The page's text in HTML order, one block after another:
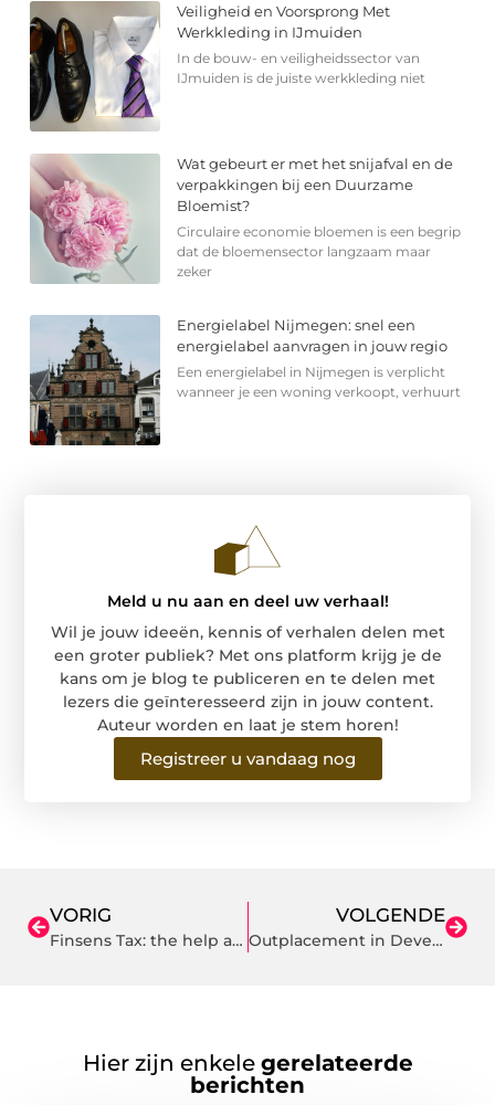
Veiligheid en Voorsprong Met
Werkkleding in IJmuiden
In de bouw- en veiligheidssector van
IJmuiden is de juiste werkkleding niet
Wat gebeurt er met het snijafval en de
verpakkingen bij een Duurzame
Bloemist?
Circulaire economie bloemen is een begrip
dat de bloemensector langzaam maar
zeker
Energielabel Nijmegen: snel een
energielabel aanvragen in jouw regio
Een energielabel in Nijmegen is verplicht
wanneer je een woning verkoopt, verhuurt
Meld u nu aan en deel uw verhaal!
Wil je jouw ideeën, kennis of verhalen delen met
een groter publiek? Met ons platform krijg je de
kans om je blog te publiceren en te delen met
lezers die geïnteresseerd zijn in jouw content.
Auteur worden en laat je stem horen!
Registreer u vandaag nog
VORIG
Finsens Tax: the help all expats are looking for
VOLGENDE
Outplacement in Deventer is de beste keuze
Hier zijn enkele gerelateerde
berichten